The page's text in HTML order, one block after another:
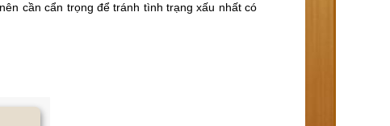
cần cẩn trọng để tránh tình trạng xấu nhất có